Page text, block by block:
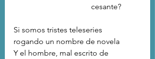
   				cesante?
Si somos tristes teleseries
rogando un nombre de novela
Y el hombre, mal escrito de